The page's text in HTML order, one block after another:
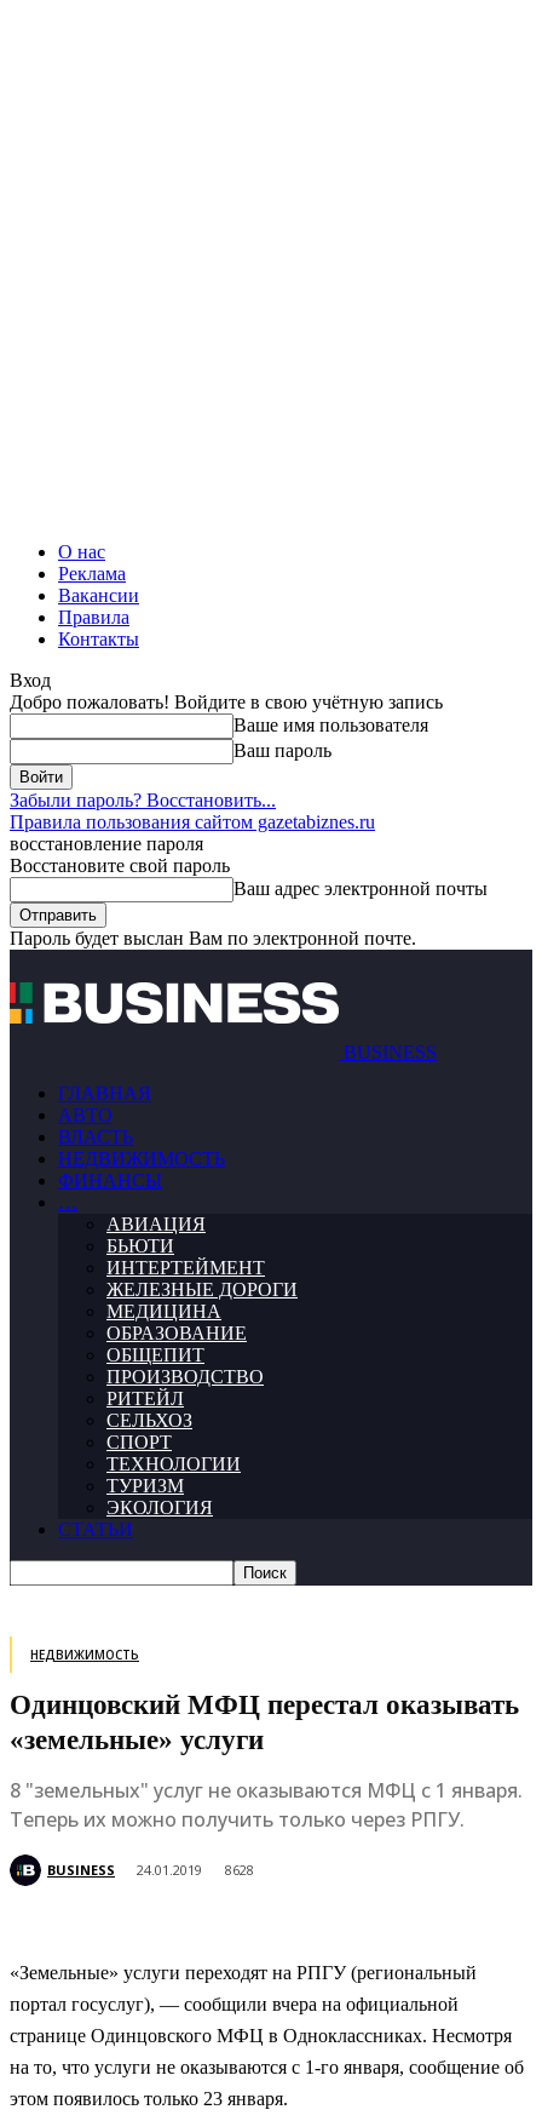
О нас
Реклама
Вакансии
Правила
Контакты
Вход
Добро пожаловать! Войдите в свою учётную запись
Ваше имя пользователя
Ваш пароль
Забыли пароль? Восстановить...
Правила пользования сайтом gazetabiznes.ru
восстановление пароля
Восстановите свой пароль
Ваш адрес электронной почты
Пароль будет выслан Вам по электронной почте.
BUSINESS
ГЛАВНАЯ
АВТО
ВЛАСТЬ
НЕДВИЖИМОСТЬ
ФИНАНСЫ
…
АВИАЦИЯ
БЬЮТИ
ИНТЕРТЕЙМЕНТ
ЖЕЛЕЗНЫЕ ДОРОГИ
МЕДИЦИНА
ОБРАЗОВАНИЕ
ОБЩЕПИТ
ПРОИЗВОДСТВО
РИТЕЙЛ
СЕЛЬХОЗ
СПОРТ
ТЕХНОЛОГИИ
ТУРИЗМ
ЭКОЛОГИЯ
СТАТЬИ
НЕДВИЖИМОСТЬ
Одинцовский МФЦ перестал оказывать
«земельные» услуги
8 "земельных" услуг не оказываются МФЦ с 1 января.
Теперь их можно получить только через РПГУ.
BUSINESS 24.01.2019 8628
«Земельные» услуги переходят на РПГУ (региональный
портал госуслуг), — сообщили вчера на официальной
странице Одинцовского МФЦ в Одноклассниках. Несмотря
на то, что услуги не оказываются с 1-го января, сообщение об
этом появилось только 23 января.